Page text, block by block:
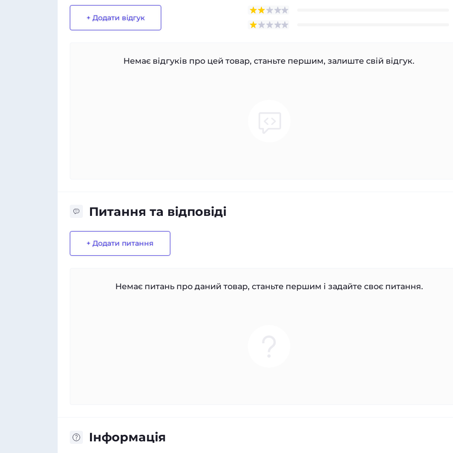
+ Додати відгук
Немає відгуків про цей товар, станьте першим, залиште свій відгук.
Питання та відповіді
+ Додати питання
Немає питань про даний товар, станьте першим і задайте своє питання.
Iнформація